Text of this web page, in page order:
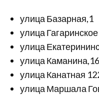
улица Базарная,1
улица
улица
улица
улица Канатная
улица Маршала